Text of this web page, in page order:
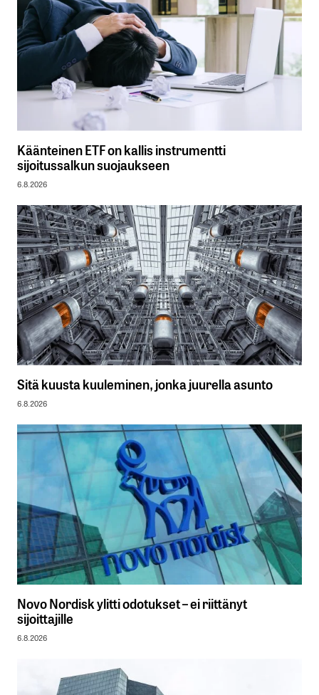
Käänteinen ETF on kallis instrumentti
sijoitussalkun suojaukseen
6.8.2026
Sitä kuusta kuuleminen, jonka juurella asunto
6.8.2026
Novo Nordisk ylitti odotukset – ei riittänyt
sijoittajille
6.8.2026